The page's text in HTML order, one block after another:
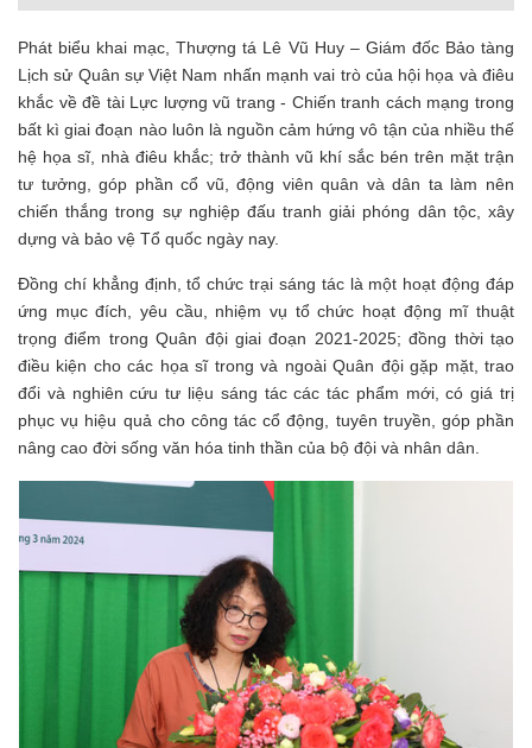
Phát biểu khai mạc, Thượng tá Lê Vũ Huy – Giám đốc Bảo tàng
Lịch sử Quân sự Việt Nam nhấn mạnh vai trò của hội họa và điêu
khắc về đề tài Lực lượng vũ trang - Chiến tranh cách mạng trong
bất kì giai đoạn nào luôn là nguồn cảm hứng vô tận của nhiều thế
hệ họa sĩ, nhà điêu khắc; trở thành vũ khí sắc bén trên mặt trận
tư tưởng, góp phần cổ vũ, động viên quân và dân ta làm nên
chiến thắng trong sự nghiệp đấu tranh giải phóng dân tộc, xây
dựng và bảo vệ Tổ quốc ngày nay.
Đồng chí khẳng định, tổ chức trại sáng tác là một hoạt động đáp
ứng mục đích, yêu cầu, nhiệm vụ tổ chức hoạt động mĩ thuật
trọng điểm trong Quân đội giai đoạn 2021-2025; đồng thời tạo
điều kiện cho các họa sĩ trong và ngoài Quân đội gặp mặt, trao
đổi và nghiên cứu tư liệu sáng tác các tác phẩm mới, có giá trị
phục vụ hiệu quả cho công tác cổ động, tuyên truyền, góp phần
nâng cao đời sống văn hóa tinh thần của bộ đội và nhân dân.